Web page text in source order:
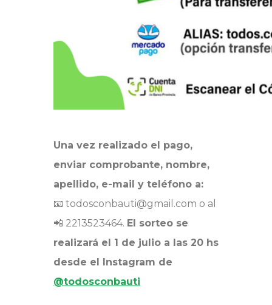
Una vez realizado el pago,
enviar comprobante, nombre,
apellido, e-mail y teléfono a:
📧 todosconbauti@gmail.com o al
📲 2213523464. El sorteo se
realizará el 1 de julio a las 20 hs
desde el Instagram de
@todosconbauti